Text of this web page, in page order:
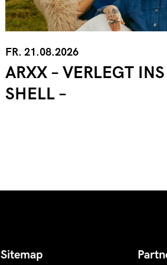
FR. 21.08.2026
ARXX – VERLEGT
SHELL –
Sitemap